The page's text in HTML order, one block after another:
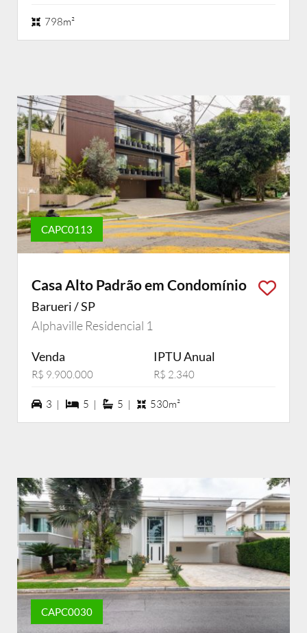
798m²
CAPC0113
Casa Alto Padrão em Condomínio
Barueri / SP
Alphaville Residencial 1
Venda
R$ 9.900.000
IPTU Anual
R$ 2.340
3 vagas na garagem
3 | 5 dormiórios
5 | 5 suítes
5 | 530m²
CAPC0030